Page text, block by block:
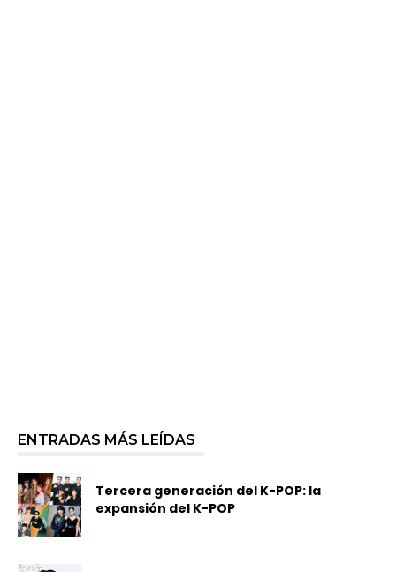
ENTRADAS MÁS LEÍDAS
Tercera generación del K-POP: la
expansión del K-POP